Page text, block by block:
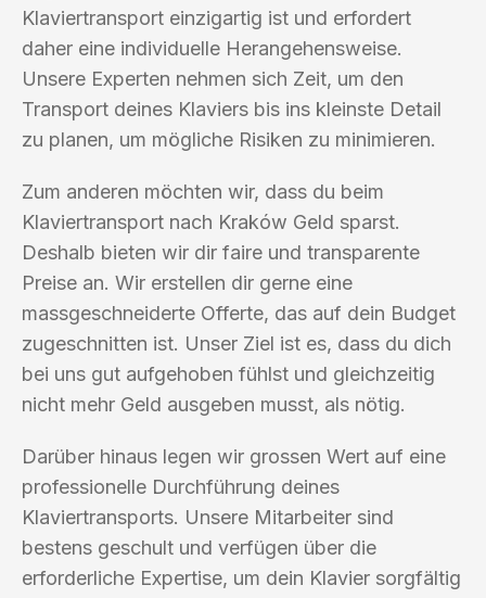
Klaviertransport einzigartig ist und erfordert
daher eine individuelle Herangehensweise.
Unsere Experten nehmen sich Zeit, um den
Transport deines Klaviers bis ins kleinste Detail
zu planen, um mögliche Risiken zu minimieren.
Zum anderen möchten wir, dass du beim
Klaviertransport nach Kraków Geld sparst.
Deshalb bieten wir dir faire und transparente
Preise an. Wir erstellen dir gerne eine
massgeschneiderte Offerte, das auf dein Budget
zugeschnitten ist. Unser Ziel ist es, dass du dich
bei uns gut aufgehoben fühlst und gleichzeitig
nicht mehr Geld ausgeben musst, als nötig.
Darüber hinaus legen wir grossen Wert auf eine
professionelle Durchführung deines
Klaviertransports. Unsere Mitarbeiter sind
bestens geschult und verfügen über die
erforderliche Expertise, um dein Klavier sorgfältig